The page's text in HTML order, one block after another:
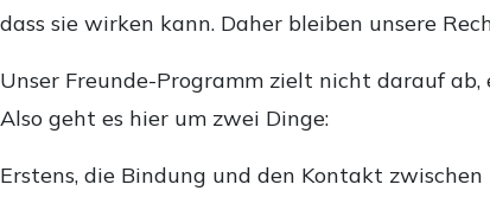
dass sie wirken kann. Daher bleiben unsere
Unser Freunde-Programm zielt nicht darauf
Also geht es hier um zwei Dinge:
Erstens, die Bindung und den Kontakt